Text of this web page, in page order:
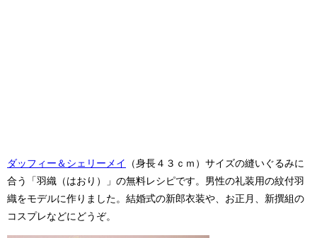
ダッフィー＆シェリーメイ
（身長４３ｃｍ）サイズの縫いぐるみに
合う「羽織（はおり）」の無料レシピです。男性の礼装用の紋付羽
織をモデルに作りました。結婚式の新郎衣装や、お正月、新撰組の
コスプレなどにどうぞ。